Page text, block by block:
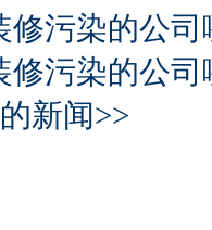
修污染的公司
修污染的公司
的新闻>>